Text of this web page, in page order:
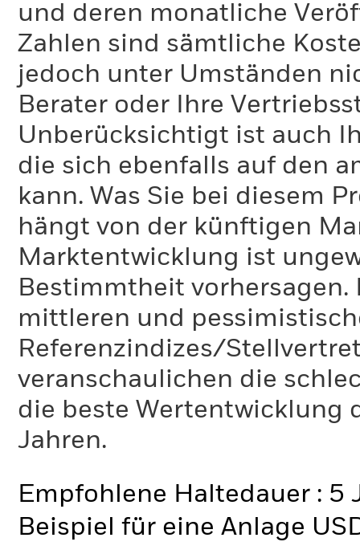
und deren monatliche
Zahlen sind sämtliche
jedoch unter Umständen
Berater oder Ihre
Unberücksichtigt ist auch
die sich ebenfalls auf den
kann. Was Sie bei diesem
hängt von der künftigen
Marktentwicklung ist
Bestimmtheit
mittleren und
Referenzindizes/
veranschaulichen die
die beste Wertentwicklung
Jahren.
Empfohlene Haltedauer : 5
Beispiel für eine Anlage